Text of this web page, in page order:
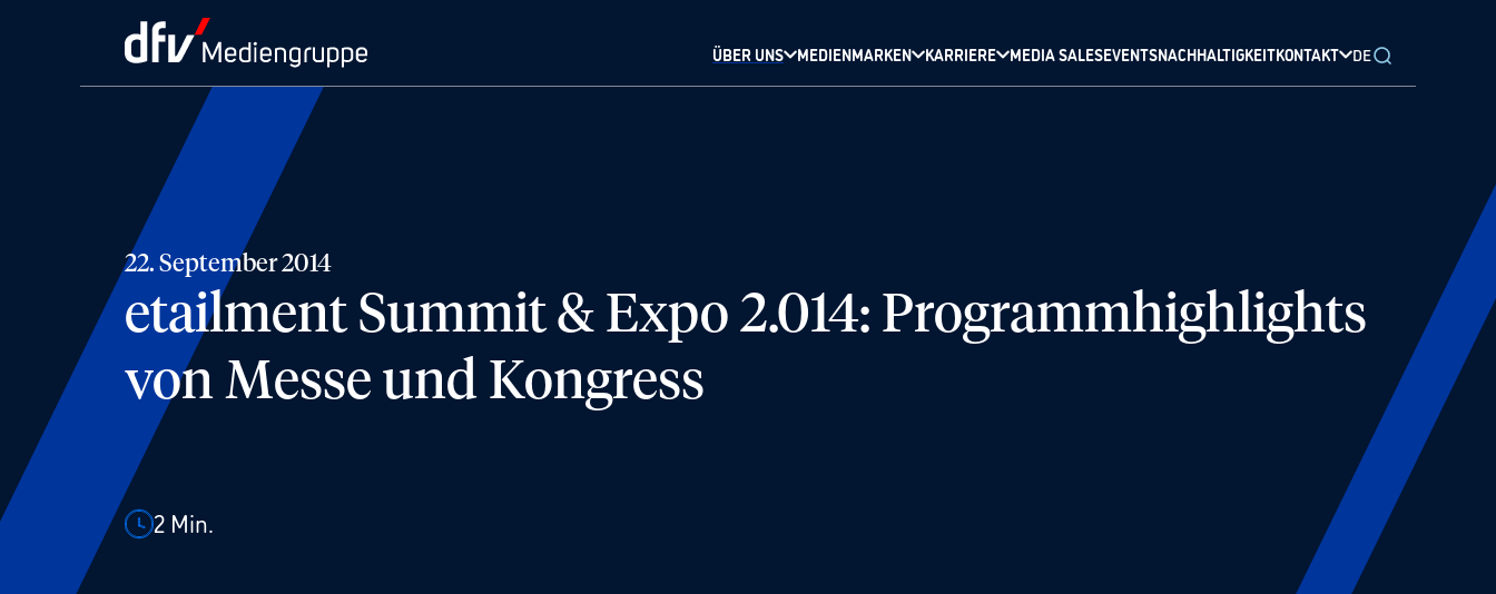
ÜBER UNS MEDIENMARKEN KARRIERE MEDIA SALESEVENTSNACHHALTIGKEITKONTAKT DE
22. September 2014
etailment Summit & Expo 2.014: Programmhighlights
von Messe und Kongress
2 Min.